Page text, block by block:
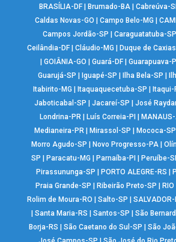
BRASÍLIA-DF| Brumado-BA| Cabreúva-
Caldas Novas-GO |Campo Belo-MG |
Campos Jordão-SP | Caraguatatuba-SP
Ceilândia-DF| Cláudio-MG | Duque de
| GOIÂNIA-GO | Guará-DF| Guarapuava-
Guarujá-SP | Iguapé-SP | Ilha Bela-SP |
Itabirito-MG | Itaquaquecetuba-SP | Itaqui-
Jaboticabal-SP | Jacareí-SP | José
Londrina-PR | Luís Correia-PI |
Medianeira-PR |Mirassol-SP |Mococa-SP
Morro Agudo-SP |Novo Progresso-PA |
SP |Paracatu-MG |Parnaíba-PI |Peruíbe-
Pirassununga-SP |PORTO ALEGRE-RS |
Praia Grande-SP |Ribeirão Preto-SP |
Rolim de Moura-RO | Salto-SP |
|Santa Maria-RS |Santos-SP |São
Borja-RS |São Caetano do Sul-SP |São